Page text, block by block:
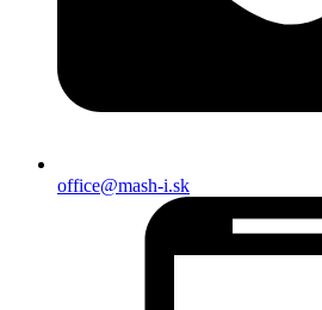
office@mash-i.sk